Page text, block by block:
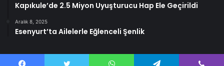
Kapıkule’de 2.5 Miyon Uyuşturucu Hap Ele Geçirildi
Aralık 8, 2025
Esenyurt’ta Ailelerle Eğlenceli Şenlik